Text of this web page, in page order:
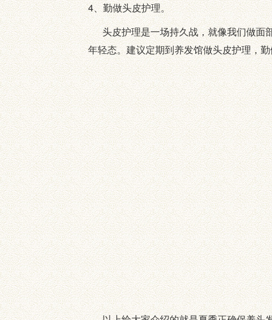
4、勤做头皮护理。
头皮护理是一场持久战，就像我们做面部
年轻态。建议定期到养发馆做头皮护理，